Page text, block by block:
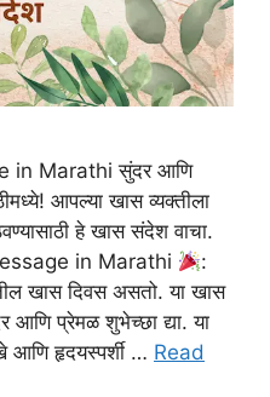
in Marathi सुंदर आणि
आपल्या खास व्यक्तीला
हे खास संदेश वाचा.
in Marathi
:
खास दिवस असतो. या खास
आणि प्रेमळ शुभेच्छा द्या. या
आणि हृदयस्पर्शी … Read